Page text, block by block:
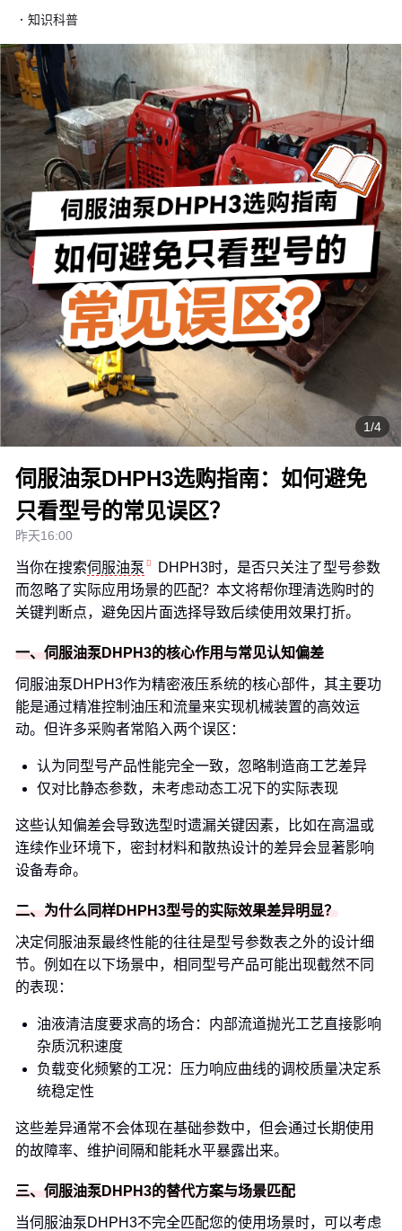
· 知识科普
1/4
伺服油泵DHPH3选购指南：如何避免
只看型号的常见误区？
昨天16:00
当你在搜索伺服油泵
DHPH3时，是否只关注了型号参数
而忽略了实际应用场景的匹配？本文将帮你理清选购时的
关键判断点，避免因片面选择导致后续使用效果打折。
一、伺服油泵DHPH3的核心作用与常见认知偏差
伺服油泵DHPH3作为精密液压系统的核心部件，其主要功
能是通过精准控制油压和流量来实现机械装置的高效运
动。但许多采购者常陷入两个误区：
认为同型号产品性能完全一致，忽略制造商工艺差异
仅对比静态参数，未考虑动态工况下的实际表现
这些认知偏差会导致选型时遗漏关键因素，比如在高温或
连续作业环境下，密封材料和散热设计的差异会显著影响
设备寿命。
二、为什么同样DHPH3型号的实际效果差异明显？
决定伺服油泵最终性能的往往是型号参数表之外的设计细
节。例如在以下场景中，相同型号产品可能出现截然不同
的表现：
油液清洁度要求高的场合：内部流道抛光工艺直接影响
杂质沉积速度
负载变化频繁的工况：压力响应曲线的调校质量决定系
统稳定性
这些差异通常不会体现在基础参数中，但会通过长期使用
的故障率、维护间隔和能耗水平暴露出来。
三、伺服油泵DHPH3的替代方案与场景匹配
当伺服油泵DHPH3不完全匹配您的使用场景时，可以考虑